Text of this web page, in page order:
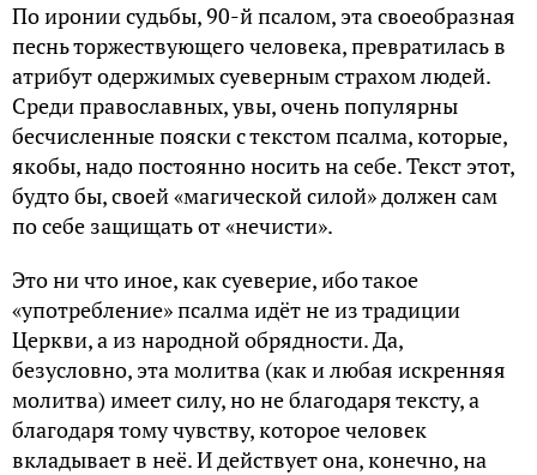
По иронии судьбы, 90-й псалом, эта своеобразная
песнь торжествующего человека, превратилась в
атрибут одержимых суеверным страхом людей.
Среди православных, увы, очень популярны
бесчисленные пояски с текстом псалма, которые,
якобы, надо постоянно носить на себе. Текст этот,
будто бы, своей «магической силой» должен сам
по себе защищать от «нечисти».
Это ни что иное, как суеверие, ибо такое
«употребление» псалма идёт не из традиции
Церкви, а из народной обрядности. Да,
безусловно, эта молитва (как и любая искренняя
молитва) имеет силу, но не благодаря тексту, а
благодаря тому чувству, которое человек
вкладывает в неё. И действует она, конечно, на